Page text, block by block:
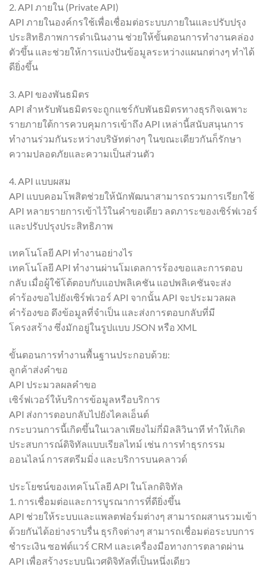
2. API ภายใน (Private API)
API ภายในองค์กรใช้เพื่อเชื่อมต่อระบบภายในและปรับปรุง
ประสิทธิภาพการดำเนินงาน ช่วยให้ขั้นตอนการทำงานคล่อง
ตัวขึ้น และช่วยให้การแบ่งปันข้อมูลระหว่างแผนกต่างๆ ทำได้
ดียิ่งขึ้น
3. API ของพันธมิตร
API สำหรับพันธมิตรจะถูกแชร์กับพันธมิตรทางธุรกิจเฉพาะ
รายภายใต้การควบคุมการเข้าถึง API เหล่านี้สนับสนุนการ
ทำงานร่วมกันระหว่างบริษัทต่างๆ ในขณะเดียวกันก็รักษา
ความปลอดภัยและความเป็นส่วนตัว
4. API แบบผสม
API แบบคอมโพสิตช่วยให้นักพัฒนาสามารถรวมการเรียกใช้
API หลายรายการเข้าไว้ในคำขอเดียว ลดภาระของเซิร์ฟเวอร์
และปรับปรุงประสิทธิภาพ
เทคโนโลยี API ทำงานอย่างไร
เทคโนโลยี API ทำงานผ่านโมเดลการร้องขอและการตอบ
กลับ เมื่อผู้ใช้โต้ตอบกับแอปพลิเคชัน แอปพลิเคชันจะส่ง
คำร้องขอไปยังเซิร์ฟเวอร์ API จากนั้น API จะประมวลผล
คำร้องขอ ดึงข้อมูลที่จำเป็น และส่งการตอบกลับที่มี
โครงสร้าง ซึ่งมักอยู่ในรูปแบบ JSON หรือ XML
ขั้นตอนการทำงานพื้นฐานประกอบด้วย:
ลูกค้าส่งคำขอ
API ประมวลผลคำขอ
เซิร์ฟเวอร์ให้บริการข้อมูลหรือบริการ
API ส่งการตอบกลับไปยังไคลเอ็นต์
กระบวนการนี้เกิดขึ้นในเวลาเพียงไม่กี่มิลลิวินาที ทำให้เกิด
ประสบการณ์ดิจิทัลแบบเรียลไทม์ เช่น การทำธุรกรรม
ออนไลน์ การสตรีมมิ่ง และบริการบนคลาวด์
ประโยชน์ของเทคโนโลยี API ในโลกดิจิทัล
1. การเชื่อมต่อและการบูรณาการที่ดียิ่งขึ้น
API ช่วยให้ระบบและแพลตฟอร์มต่างๆ สามารถผสานรวมเข้า
ด้วยกันได้อย่างราบรื่น ธุรกิจต่างๆ สามารถเชื่อมต่อระบบการ
ชำระเงิน ซอฟต์แวร์ CRM และเครื่องมือทางการตลาดผ่าน
API เพื่อสร้างระบบนิเวศดิจิทัลที่เป็นหนึ่งเดียว